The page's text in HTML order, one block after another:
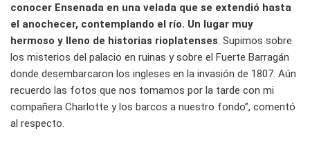
conocer Ensenada en una velada que se extendió hasta
el anochecer, contemplando el río. Un lugar muy
hermoso y lleno de historias rioplatenses. Supimos sobre
los misterios del palacio en ruinas y sobre el Fuerte Barragán
donde desembarcaron los ingleses en la invasión de 1807. Aún
recuerdo las fotos que nos tomamos por la tarde con mi
compañera Charlotte y los barcos a nuestro fondo”, comentó
al respecto.